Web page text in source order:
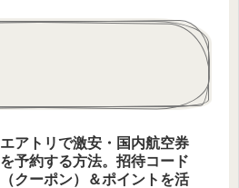
エアトリで激安・国内航空券
を予約する方法。招待コード
（クーポン）＆ポイントを活